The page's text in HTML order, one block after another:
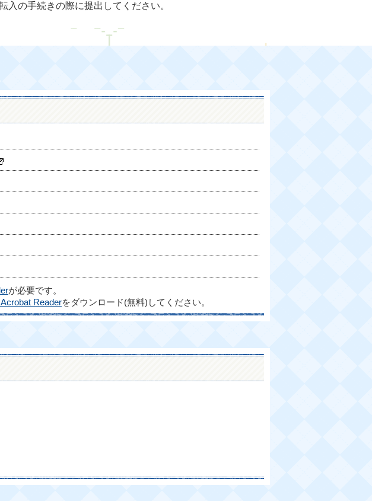
入の手続きの際に提出してください。
が必要です。
Readerをダウンロード(無料)してください。